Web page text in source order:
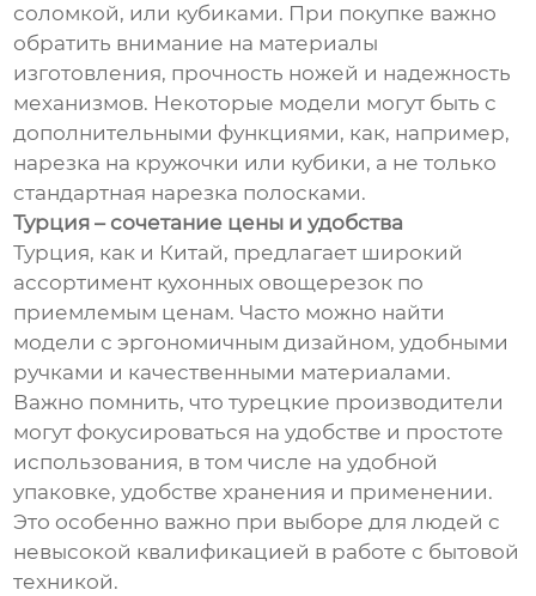
соломкой, или кубиками. При покупке важно
обратить внимание на материалы
изготовления, прочность ножей и надежность
механизмов. Некоторые модели могут быть с
дополнительными функциями, как, например,
нарезка на кружочки или кубики, а не только
стандартная нарезка полосками.
Турция – сочетание цены и удобства
Турция, как и Китай, предлагает широкий
ассортимент кухонных овощерезок по
приемлемым ценам. Часто можно найти
модели с эргономичным дизайном, удобными
ручками и качественными материалами.
Важно помнить, что турецкие производители
могут фокусироваться на удобстве и простоте
использования, в том числе на удобной
упаковке, удобстве хранения и применении.
Это особенно важно при выборе для людей с
невысокой квалификацией в работе с бытовой
техникой.